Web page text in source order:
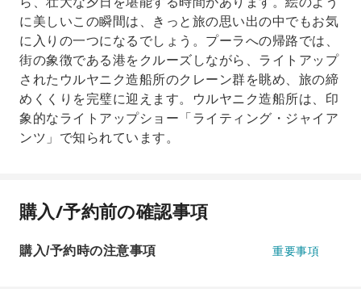
に美しいこの瞬間は、きっと旅の思い出の中でもお気
に入りの一つになるでしょう。プーラへの帰路では、
街の象徴である港をクルーズしながら、ライトアップ
されたウルヤニク造船所のクレーン群を眺め、旅の締
めくくりを完璧に迎えます。ウルヤニク造船所は、印
象的なライトアップショー「ライティング・ジャイア
ンツ」で知られています。
購入/予約前の確認事項
購入/予約時の注意事項 重要事項